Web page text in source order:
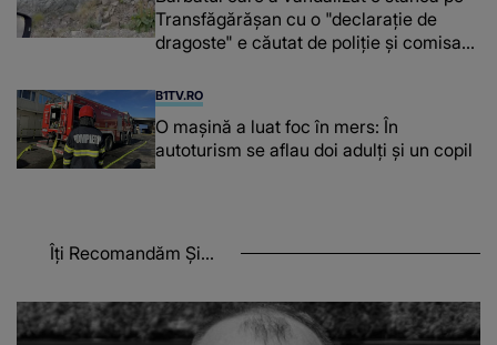
Transfăgărășan cu o "declaraţie de
dragoste" e căutat de poliție și comisarii
B1TV.RO
O maşină a luat foc în mers: În
autoturism se aflau doi adulți și un copil
Îți Recomandăm Și...